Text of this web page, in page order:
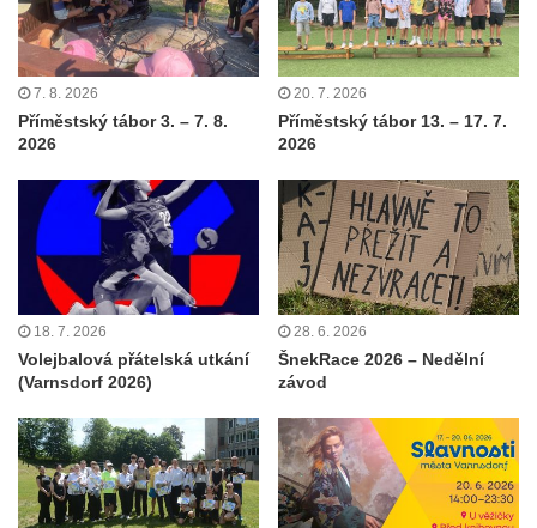
7. 8. 2026
Příměstský tábor 3. – 7. 8.
2026
20. 7. 2026
Příměstský tábor 13. – 17. 7.
2026
18. 7. 2026
Volejbalová přátelská utkání
(Varnsdorf 2026)
28. 6. 2026
ŠnekRace 2026 – Nedělní
závod